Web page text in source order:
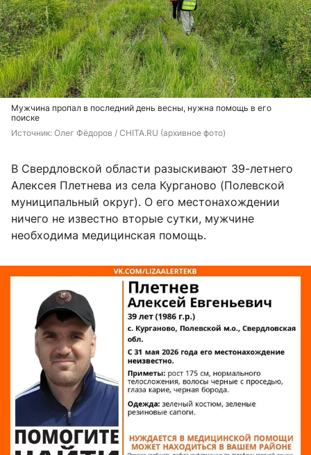
Мужчина пропал в последний день весны, нужна помощь в его
поиске
Источник: Олег Фёдоров / CHITA.RU (архивное фото)
В Свердловской области разыскивают 39-летнего
Алексея Плетнева из села Курганово (Полевской
муниципальный округ). О его местонахождении
ничего не известно вторые сутки, мужчине
необходима медицинская помощь.